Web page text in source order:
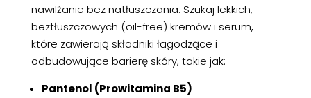
nawilżanie bez natłuszczania. Szukaj lekkich,
beztłuszczowych (oil-free) kremów i serum,
które zawierają składniki łagodzące i
odbudowujące barierę skóry, takie jak:
Pantenol (Prowitamina B5)